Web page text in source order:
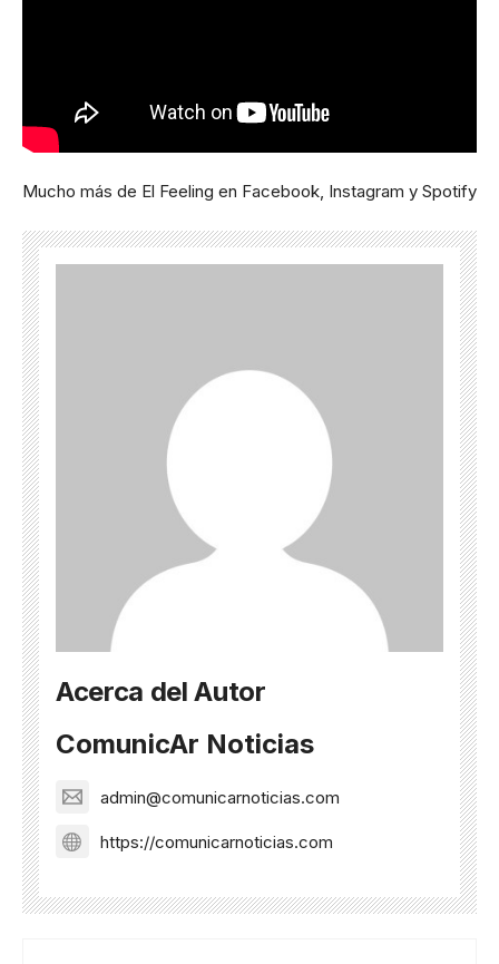
Mucho más de El Feeling en Facebook, Instagram y Spotify
Acerca del Autor
ComunicAr Noticias
admin@comunicarnoticias.com
https://comunicarnoticias.com